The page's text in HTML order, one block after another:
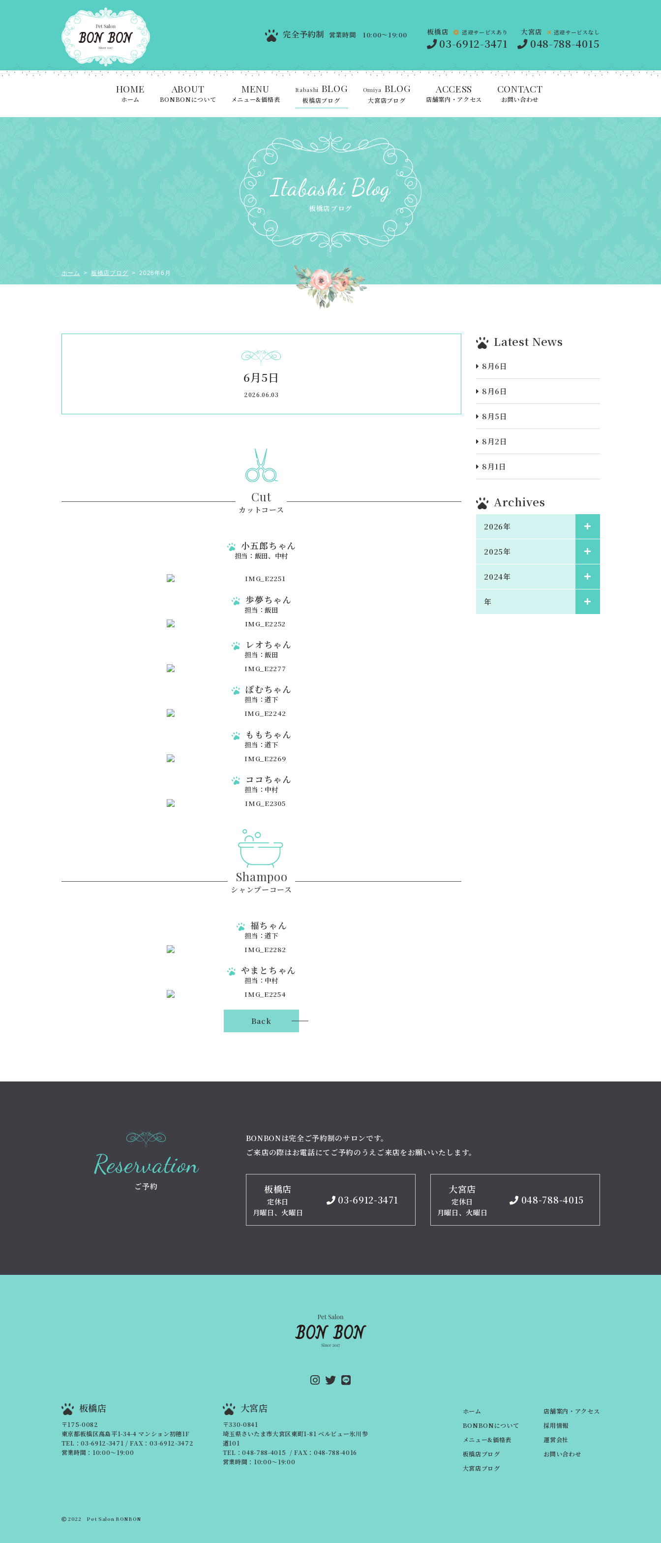
完全予約制 営業時間 10:00～19:00 板橋店 送迎サービスあり
03-6912-3471
大宮店 送迎サービスなし
048-788-4015
HOME
ホーム
ABOUT
BONBONについて
MENU
メニュー&価格表
Itabashi BLOG
板橋店ブログ
Omiya BLOG
大宮店ブログ
ACCESS
店舗案内・アクセス
CONTACT
お問い合わせ
Itabashi Blog
板橋店ブログ
ホーム > 板橋店ブログ > 2026年6月
6月5日
2026.06.03
Cut
カットコース
小五郎ちゃん
担当：飯田、中村
歩夢ちゃん
担当：飯田
レオちゃん
担当：飯田
ぽむちゃん
担当：道下
ももちゃん
担当：道下
ココちゃん
担当：中村
Shampoo
シャンプーコース
福ちゃん
担当：道下
やまとちゃん
担当：中村
Back
Latest News
8月6日
8月6日
8月5日
8月2日
8月1日
Archives
2026年
2025年
2024年
年
Reservation
ご予約
BONBONは完全ご予約制のサロンです。
ご来店の際はお電話にてご予約のうえご来店をお願いいたします。
板橋店
定休日
月曜日、火曜日
03-6912-3471
大宮店
定休日
月曜日、火曜日
048-788-4015
板橋店
〒175-0082
東京都板橋区高島平1-34-4 マンション初穂1F
TEL：03-6912-3471 / FAX：03-6912-3472
営業時間：10:00～19:00
大宮店
〒330-0841
埼玉県さいたま市大宮区東町1-81 ベルビュー氷川参
道101
TEL：048-788-4015 / FAX：048-788-4016
営業時間：10:00～19:00
ホーム
BONBONについて
メニュー&価格表
板橋店ブログ
大宮店ブログ
店舗案内・アクセス
採用情報
運営会社
お問い合わせ
2022 Pet Salon BONBON